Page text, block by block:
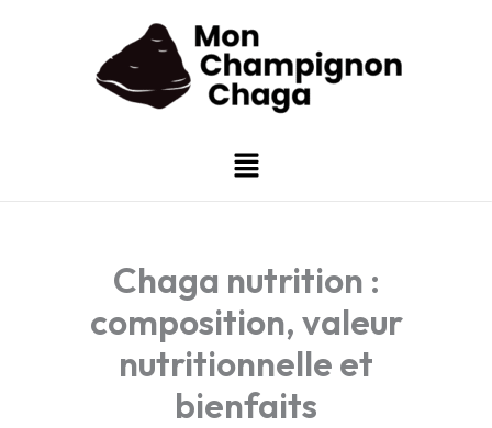
Menu
Chaga nutrition :
composition, valeur
nutritionnelle et
bienfaits